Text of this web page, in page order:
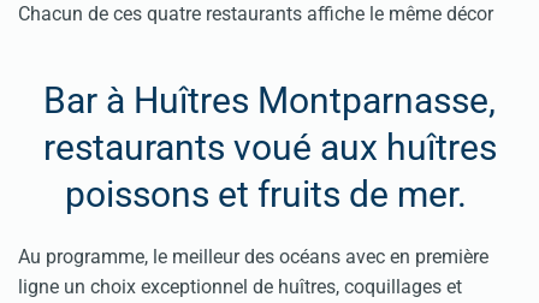
Chacun de ces quatre restaurants affiche le même décor
Bar à Huîtres Montparnasse,
restaurants voué aux huîtres
poissons et fruits de mer.
Au programme, le meilleur des océans avec en première
ligne un choix exceptionnel de huîtres, coquillages et